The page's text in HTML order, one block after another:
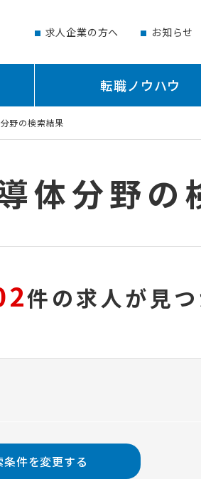
求人企業の方へ お知らせ
転職ノウハウ
野の検索結果
体分野の
件の求人が見
条件を変更する